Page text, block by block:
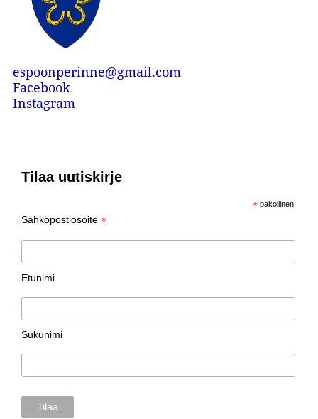
espoonperinne@gmail.com
Facebook
Instagram
Tilaa uutiskirje
* pakollinen
Sähköpostiosoite*
Etunimi
Sukunimi